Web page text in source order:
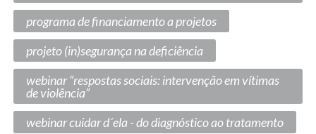
programa de financiamento a projetos
projeto (in)segurança na deficiência
webinar “respostas sociais: intervenção em vítimas
de violência”
webinar cuidar d´ela - do diagnóstico ao tratamento